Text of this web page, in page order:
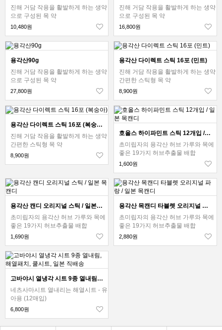
진해 거담 작용을 활발하게 하는 생약
으로 구성된 목 약
10,480원
진해 거담 작용을 활발하게 하는 생약
으로 구성된 목 약
16,800원
용각산90g
진해 거담 작용을 활발하게 하는 생약
으로 구성된 목 약
27,800원
용각산 다이렉트 스틱 16포 (민트)
진해 거담 작용을 활발하게 하는 생약
간편한 스틱형 목 약
8,900원
용각산 다이렉트 스틱 16포 (복숭아)
진해 거담 작용을 활발하게 하는 생약
간편한 스틱형 목 약
8,900원
호올스 하이파민트 스틱 12개입 / 일본 목캔디
초미립자의 용각산 허브 가루와 목에
좋은 19가지 허브추출물 배합
1,600원
용각산 캔디 오리지널 스틱 / 일본 목캔디
초미립자의 용각산 허브 가루와 목에
좋은 19가지 허브추출물 배합
1,690원
용각산 목캔디 타블렛 오리지널 파랑 / 일본 목캔디
초미립자의 용각산 허브 가루와 목에
좋은 19가지 허브추출물 배합
2,880원
고바야시 열냉각 시트 9종 열내림, 해열패치, 쿨시트, 일본 직배송
네츠사마시트 열내리는 해열시트 - 유
아용 (12매입)
6,800원